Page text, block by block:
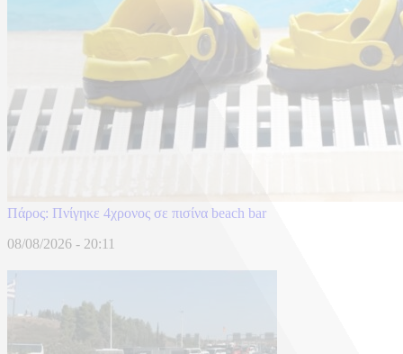
Πάρος: Πνίγηκε 4χρονος σε πισίνα beach bar
08/08/2026 - 20:11